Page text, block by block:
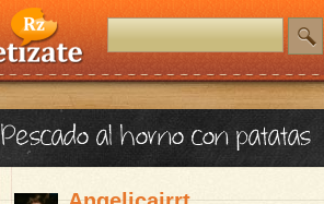
Pescado al horno con patatas